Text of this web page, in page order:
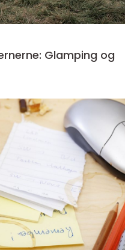
Glamping og